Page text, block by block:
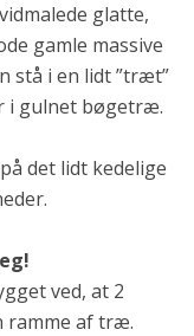
glatte,
gamle massive
stå i en lidt ”træt”
i gulnet bøgetræ.
det lidt kedelige
ved, at 2
ramme af træ.